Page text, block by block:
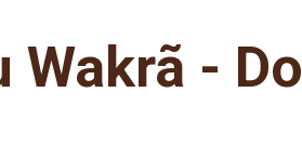
Wakrã - Do